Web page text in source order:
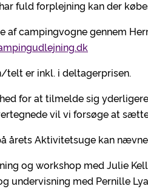
fuld forplejning kan der
af campingvogne gennem
er inkl. i deltagerprisen.
for at tilmelde sig
vil vi forsøge at
årets Aktivitetsuge kan
og workshop med Julie
undervisning med Pernille